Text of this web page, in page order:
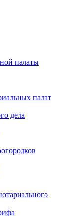
палаты
палат
дела